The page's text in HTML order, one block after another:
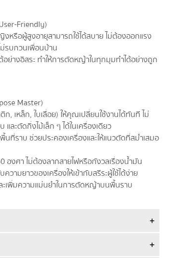
Friendly)
หรือผู้สูงอายุสามารถใช้ได้สบาย ไม่ต้องออกแรง
รบกวนเพื่อนบ้าน
ย่างอิสระ ทำให้การตัดหญ้าในทุกมุมทำได้อย่างถูก
Master)
เหล็ก, ใบเลื่อย) ให้คุณเปลี่ยนใช้งานได้ทันที ไม่
ะตัดกิ่งไม้เล็ก ๆ ได้ในเครื่องเดียว
ที่ราบ ช่วยประคองเครื่องและให้แนวตัดที่สม่ำเสมอ
องศา ไม่ต้องลากสายไฟหรือกังวลเรื่องน้ำมัน
ามยาวของเครื่องให้เข้ากับสรีระผู้ใช้ได้ง่าย
เพิ่มความแม่นยำในการตัดหญ้าบนพื้นราบ